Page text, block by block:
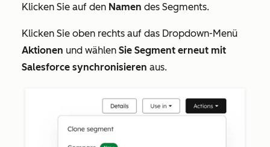
Klicken Sie auf den Namen des Segments.
Klicken Sie oben rechts auf das Dropdown-Menü
Aktionen und wählen Sie Segment erneut mit
Salesforce synchronisieren aus.